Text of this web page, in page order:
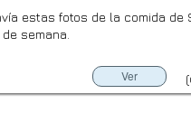
estas fotos de la comida de
semana.
Ver